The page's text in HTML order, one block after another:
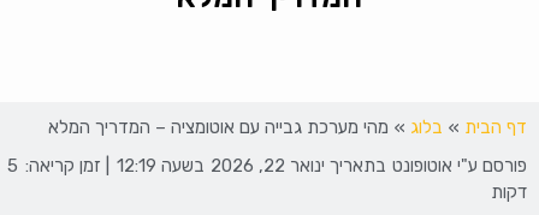
דף הבית » בלוג » מהי מערכת גבייה עם אוטומציה – המדריך המלא
פורסם ע"י אוטופונט בתאריך ינואר 22, 2026 בשעה | זמן קריאה: 5
דקות